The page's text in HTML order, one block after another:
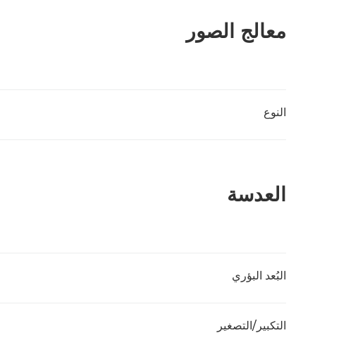
معالج الصور
النوع
العدسة
البُعد البؤري
التكبير/التصغير